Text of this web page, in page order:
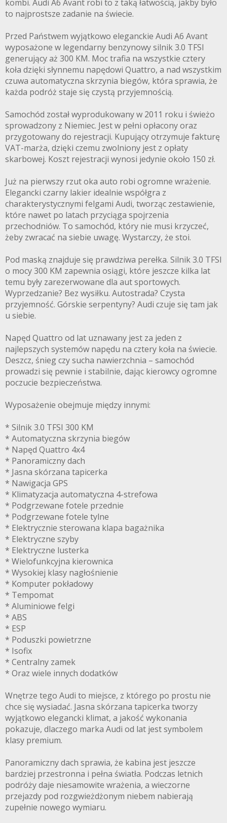
kombi. Audi A6 Avant robi to z taką łatwością, jakby było
to najprostsze zadanie na świecie.
Przed Państwem wyjątkowo eleganckie Audi A6 Avant
wyposażone w legendarny benzynowy silnik 3.0 TFSI
generujący aż 300 KM. Moc trafia na wszystkie cztery
koła dzięki słynnemu napędowi Quattro, a nad wszystkim
czuwa automatyczna skrzynia biegów, która sprawia, że
każda podróż staje się czystą przyjemnością.
Samochód został wyprodukowany w 2011 roku i świeżo
sprowadzony z Niemiec. Jest w pełni opłacony oraz
przygotowany do rejestracji. Kupujący otrzymuje fakturę
VAT-marża, dzięki czemu zwolniony jest z opłaty
skarbowej. Koszt rejestracji wynosi jedynie około 150 zł.
Już na pierwszy rzut oka auto robi ogromne wrażenie.
Elegancki czarny lakier idealnie współgra z
charakterystycznymi felgami Audi, tworząc zestawienie,
które nawet po latach przyciąga spojrzenia
przechodniów. To samochód, który nie musi krzyczeć,
żeby zwracać na siebie uwagę. Wystarczy, że stoi.
Pod maską znajduje się prawdziwa perełka. Silnik 3.0 TFSI
o mocy 300 KM zapewnia osiągi, które jeszcze kilka lat
temu były zarezerwowane dla aut sportowych.
Wyprzedzanie? Bez wysiłku. Autostrada? Czysta
przyjemność. Górskie serpentyny? Audi czuje się tam jak
u siebie.
Napęd Quattro od lat uznawany jest za jeden z
najlepszych systemów napędu na cztery koła na świecie.
Deszcz, śnieg czy sucha nawierzchnia – samochód
prowadzi się pewnie i stabilnie, dając kierowcy ogromne
poczucie bezpieczeństwa.
Wyposażenie obejmuje między innymi:
* Silnik 3.0 TFSI 300 KM
* Automatyczna skrzynia biegów
* Napęd Quattro 4x4
* Panoramiczny dach
* Jasna skórzana tapicerka
* Nawigacja GPS
* Klimatyzacja automatyczna 4-strefowa
* Podgrzewane fotele przednie
* Podgrzewane fotele tylne
* Elektrycznie sterowana klapa bagażnika
* Elektryczne szyby
* Elektryczne lusterka
* Wielofunkcyjna kierownica
* Wysokiej klasy nagłośnienie
* Komputer pokładowy
* Tempomat
* Aluminiowe felgi
* ABS
* ESP
* Poduszki powietrzne
* Isofix
* Centralny zamek
* Oraz wiele innych dodatków
Wnętrze tego Audi to miejsce, z którego po prostu nie
chce się wysiadać. Jasna skórzana tapicerka tworzy
wyjątkowo elegancki klimat, a jakość wykonania
pokazuje, dlaczego marka Audi od lat jest symbolem
klasy premium.
Panoramiczny dach sprawia, że kabina jest jeszcze
bardziej przestronna i pełna światła. Podczas letnich
podróży daje niesamowite wrażenia, a wieczorne
przejazdy pod rozgwieżdżonym niebem nabierają
zupełnie nowego wymiaru.